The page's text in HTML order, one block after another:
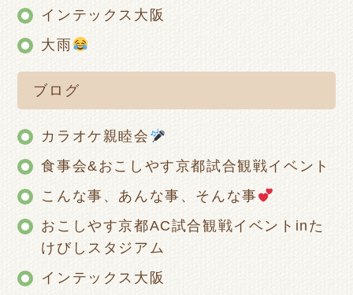
インテックス大阪
大雨
ブログ
カラオケ親睦会
食事会&おこしやす京都試合観戦イベント
こんな事、あんな事、そんな事
おこしやす京都AC試合観戦イベントinた
けびしスタジアム
インテックス大阪